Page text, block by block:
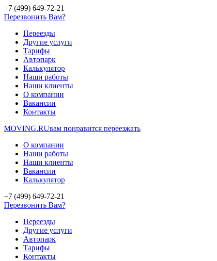
+7 (499) 649-72-21
Перезвонить Вам?
Переезды
Другие услуги
Тарифы
Автопарк
Калькулятор
Наши работы
Наши клиенты
О компании
Вакансии
Контакты
MOVING.RUвам понравится переезжать
О компании
Наши работы
Наши клиенты
Вакансии
Калькулятор
+7 (499) 649-72-21
Перезвонить Вам?
Переезды
Другие услуги
Автопарк
Тарифы
Контакты